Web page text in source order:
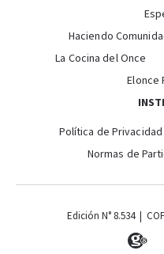
Haciendo
La Cocina del Once
Elonce
Política de Privacidad
Normas de
Edición N° 8.534 |